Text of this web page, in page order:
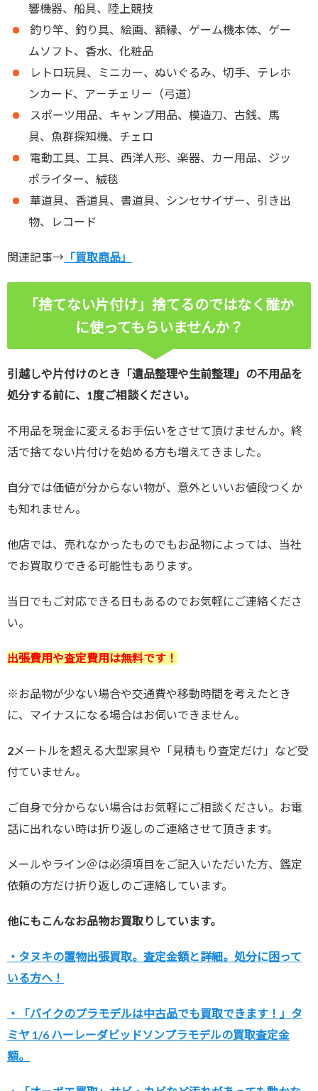
響機器、船具、陸上競技
釣り竿、釣り具、絵画、額縁、ゲーム機本体、ゲー
ムソフト、香水、化粧品
レトロ玩具、ミニカー、ぬいぐるみ、切手、テレホ
ンカード、ア－チェリ－（弓道）
スポーツ用品、キャンプ用品、模造刀、古銭、馬
具、魚群探知機、チェロ
電動工具、工具、西洋人形、楽器、カー用品、ジッ
ポライター、絨毯
華道具、香道具、書道具、シンセサイザー、引き出
物、レコード
関連記事→ 「買取商品」
「捨てない片付け」捨てるのではなく誰か
に使ってもらいませんか？
引越しや片付けのとき「遺品整理や生前整理」の不用品を
処分する前に、1度ご相談ください。
不用品を現金に変えるお手伝いをさせて頂けませんか。終
活で捨てない片付けを始める方も増えてきました。
自分では価値が分からない物が、意外といいお値段つくか
も知れません。
他店では、売れなかったものでもお品物によっては、当社
でお買取りできる可能性もあります。
当日でもご対応できる日もあるのでお気軽にご連絡くださ
い。
出張費用や査定費用は無料です！
※お品物が少ない場合や交通費や移動時間を考えたとき
に、マイナスになる場合はお伺いできません。
2メートルを超える大型家具や「見積もり査定だけ」など受
付ていません。
ご自身で分からない場合はお気軽にご相談ください。お電
話に出れない時は折り返しのご連絡させて頂きます。
メールやライン＠は必須項目をご記入いただいた方、鑑定
依頼の方だけ折り返しのご連絡しています。
他にもこんなお品物お買取りしています。
・タヌキの置物出張買取。査定金額と詳細。処分に困って
いる方へ！
・「バイクのプラモデルは中古品でも買取できます！」タ
ミヤ 1/6 ハーレーダビッドソンプラモデルの買取査定金
額。